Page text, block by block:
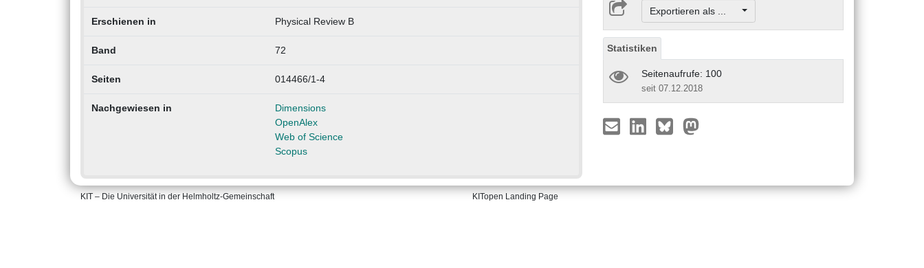
Erschienen in Physical Review B
Band 72
Seiten 014466/1-4
Nachgewiesen in
Dimensions
OpenAlex
Web of Science
Scopus
Exportieren als ...
Statistiken
Seitenaufrufe: 100
seit 07.12.2018
KIT – Die Universität in der Helmholtz-Gemeinschaft KITopen Landing Page